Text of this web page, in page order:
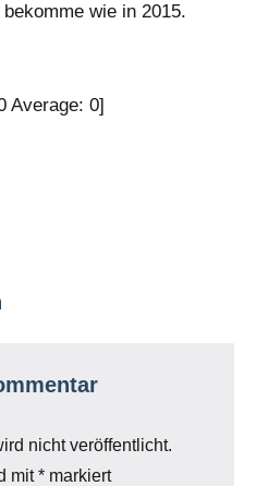
wie in 2015.
Average: 0]
nicht veröffentlicht.
mit* markiert